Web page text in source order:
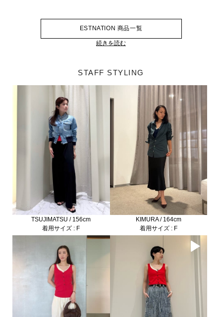
ESTNATION 商品一覧
続きを読む
STAFF STYLING
TSUJIMATSU / 156cm
着用サイズ : F
KIMURA / 164cm
着用サイズ : F